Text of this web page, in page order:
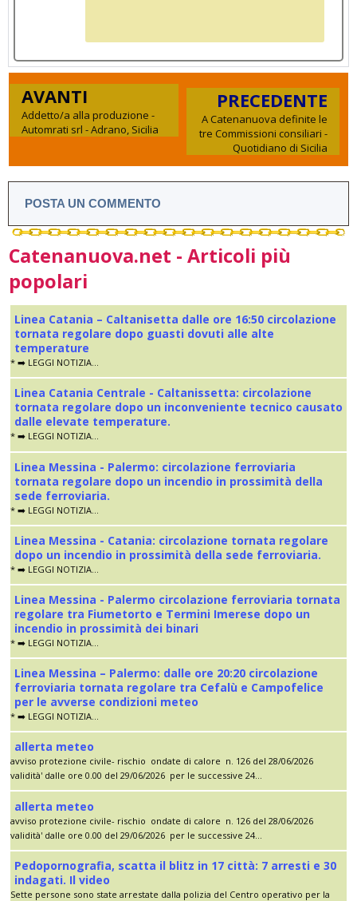
AVANTI
Addetto/a alla produzione -
Automrati srl - Adrano, Sicilia
PRECEDENTE
A Catenanuova definite le
tre Commissioni consiliari -
Quotidiano di Sicilia
POSTA UN COMMENTO
Catenanuova.net - Articoli più
popolari
Linea Catania – Caltanisetta dalle ore 16:50 circolazione
tornata regolare dopo guasti dovuti alle alte
temperature
* ➡️ LEGGI NOTIZIA...
Linea Catania Centrale - Caltanissetta: circolazione
tornata regolare dopo un inconveniente tecnico causato
dalle elevate temperature.
* ➡️ LEGGI NOTIZIA...
Linea Messina - Palermo: circolazione ferroviaria
tornata regolare dopo un incendio in prossimità della
sede ferroviaria.
* ➡️ LEGGI NOTIZIA...
Linea Messina - Catania: circolazione tornata regolare
dopo un incendio in prossimità della sede ferroviaria.
* ➡️ LEGGI NOTIZIA...
Linea Messina - Palermo circolazione ferroviaria tornata
regolare tra Fiumetorto e Termini Imerese dopo un
incendio in prossimità dei binari
* ➡️ LEGGI NOTIZIA...
Linea Messina – Palermo: dalle ore 20:20 circolazione
ferroviaria tornata regolare tra Cefalù e Campofelice
per le avverse condizioni meteo
* ➡️ LEGGI NOTIZIA...
allerta meteo
avviso protezione civile- rischio ondate di calore n. 126 del 28/06/2026
validità' dalle ore 0.00 del 29/06/2026 per le successive 24...
allerta meteo
avviso protezione civile- rischio ondate di calore n. 126 del 28/06/2026
validità' dalle ore 0.00 del 29/06/2026 per le successive 24...
Pedopornografia, scatta il blitz in 17 città: 7 arresti e 30
indagati. Il video
Sette persone sono state arrestate dalla polizia del Centro operativo per la